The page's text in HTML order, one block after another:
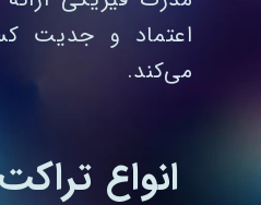
اعتماد و جدیت
می‌کند.
انواع